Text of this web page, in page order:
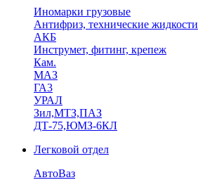
Иномарки грузовые
Антифриз, технические жидкости
АКБ
Инструмет, фитинг, крепеж
Кам.
МАЗ
ГА3
УРАЛ
Зил,МТЗ,ПАЗ
ДТ-75,ЮМЗ-6КЛ
Легковой отдел
АвтоВаз